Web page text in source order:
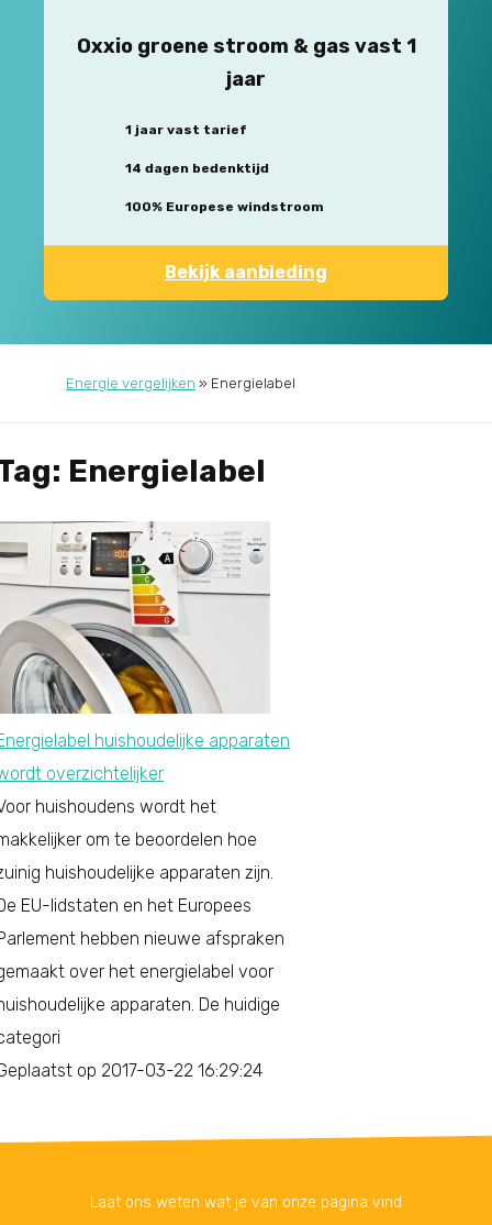
Oxxio groene stroom & gas vast 1
jaar
1 jaar vast tarief
14 dagen bedenktijd
100% Europese windstroom
Bekijk aanbieding
Energie vergelijken » Energielabel
Energielabel
huishoudelijke apparaten
overzichtelijker
huishoudens wordt het
om te beoordelen hoe
huishoudelijke apparaten zijn.
EU-lidstaten en het Europees
hebben nieuwe afspraken
over het energielabel voor
apparaten. De huidige
op 2017-03-22 16:29:24
Laat ons weten wat je van onze pagina vind